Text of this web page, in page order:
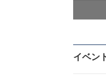
イベン